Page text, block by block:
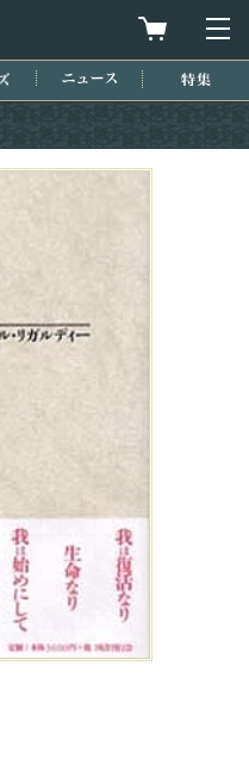
買物カゴを
シリーズ ニュース